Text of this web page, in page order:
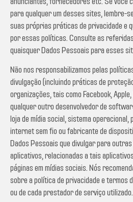
para qualquer um desses sites, lembre-
suas próprias práticas de privacidade e
por essas políticas. Consulte as
quaisquer Dados Pessoais para esses
Não nos responsabilizamos pelas
divulgação (incluindo práticas de
organizações, tais como Facebook,
qualquer outro desenvolvedor de
loja de mídia social, sistema
internet sem fio ou fabricante de
Dados Pessoais que divulgar para
aplicativos, relacionadas a tais
páginas em mídias sociais. Nós
sobre a política de privacidade e termos
ou de cada prestador de serviço utilizado.